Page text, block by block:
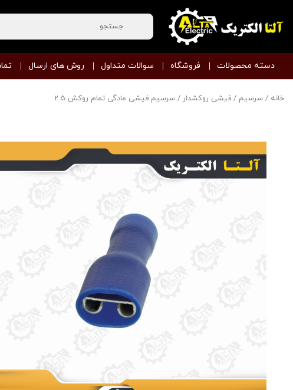
دسته محصولات فروشگاه سوالات متداول روش های ارسال
خانه / سرسیم / فیشی روکشدار / سرسیم فیشی مادگی تمام روکش 2.5